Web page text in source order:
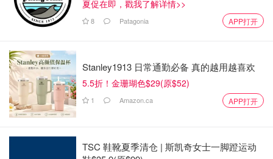
夏促在即，戳我了解详情>>
8 Patagonia APP打开
Stanley1913 日常通勤必备 真的越用越喜欢
5.5折！金珊瑚色$29(原$52)
1 Amazon.ca APP打开
TSC 鞋靴夏季清仓 | 斯凯奇女士一脚蹬运动